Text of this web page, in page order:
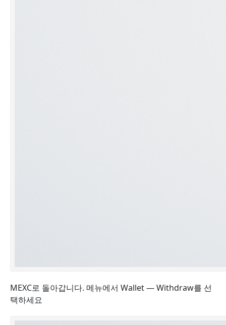
MEXC로 돌아갑니다. 메뉴에서 Wallet — Withdraw를 선
택하세요